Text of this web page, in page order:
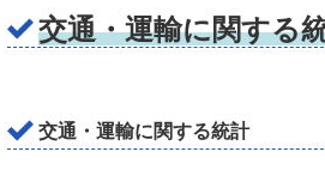
交通・運輸に関する
交通・運輸に関する統計